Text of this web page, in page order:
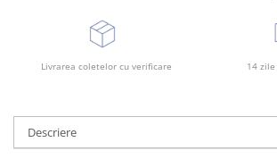
Inchidere aripa
Oglindă
Panou acoperire trigger
Plafon
Livrarea coletelor cu verificare 14
Descriere